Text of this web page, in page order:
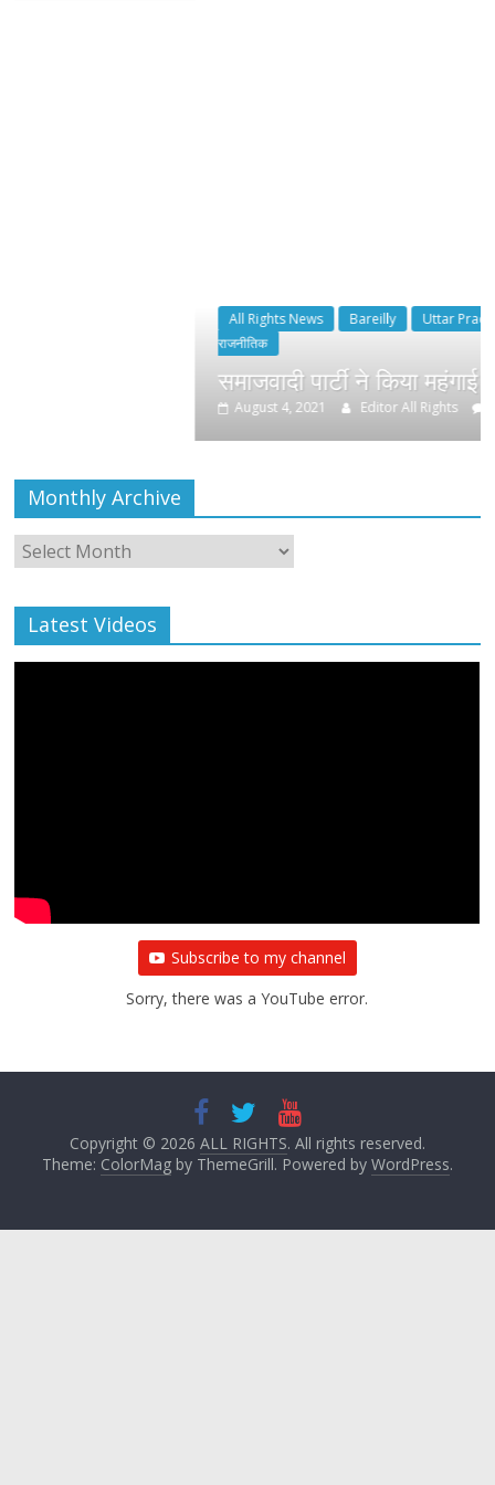
Bareilly Uttar Pradesh राजनीति
हॉट
समाजवादी पार्टी ने किया महंगाई के खिलाफ
Editor All Rights
Monthly Archive
Monthly
Archive
Latest Videos
Subscribe to my channel
Sorry, there was a YouTube error.
Copyright © 2026 ALL RIGHTS. All rights reserved.
Theme: ColorMagby ThemeGrill. Powered by WordPress.